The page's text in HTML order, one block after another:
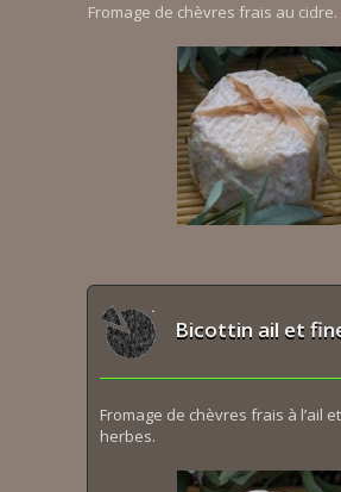
Fromage de chèvres frais au cidre.
Bicottin ail et
Fromage de chèvres frais à l’ail
herbes.